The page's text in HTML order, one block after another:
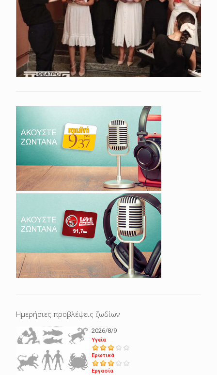
Ημερήσιες προβλέψεις ζωδίων
2026/8/9
Υγεία
Ερωτικά
Εργασία